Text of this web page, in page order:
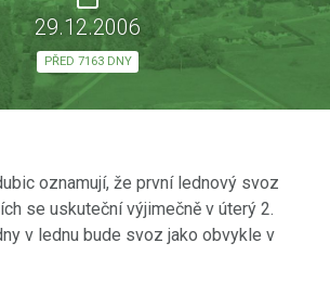
29.12.2006
PŘED 7163 DNY
oznamují, že první lednový svoz
se uskuteční výjimečně v úterý 2.
v lednu bude svoz jako obvykle v